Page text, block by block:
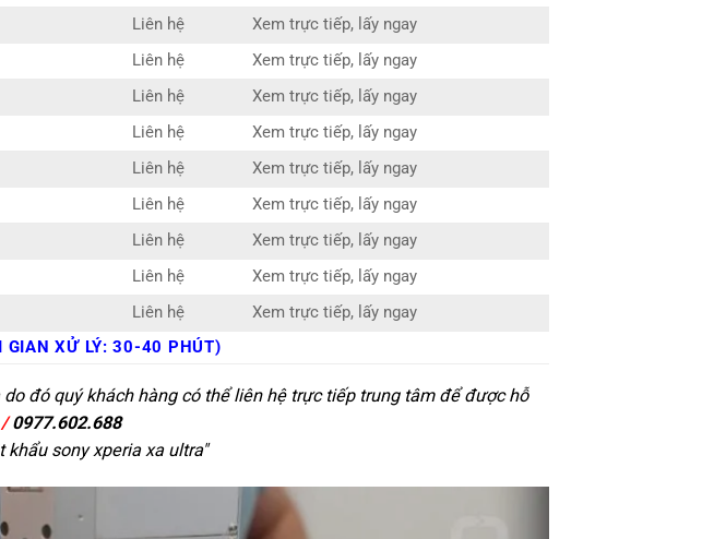
Liên hệ
Xem trực tiếp, lấy ngay
Liên hệ
Xem trực tiếp, lấy ngay
Liên hệ
Xem trực tiếp, lấy ngay
Liên hệ
Xem trực tiếp, lấy ngay
Liên hệ
Xem trực tiếp, lấy ngay
Liên hệ
Xem trực tiếp, lấy ngay
Liên hệ
Xem trực tiếp, lấy ngay
Liên hệ
Xem trực tiếp, lấy ngay
Liên hệ
Xem trực tiếp, lấy ngay
GIAN XỬ LÝ: 30-40 PHÚT)
đó quý khách hàng có thể liên hệ trực tiếp trung tâm để được hỗ
0977.602.688
khẩu sony xperia xa ultra"